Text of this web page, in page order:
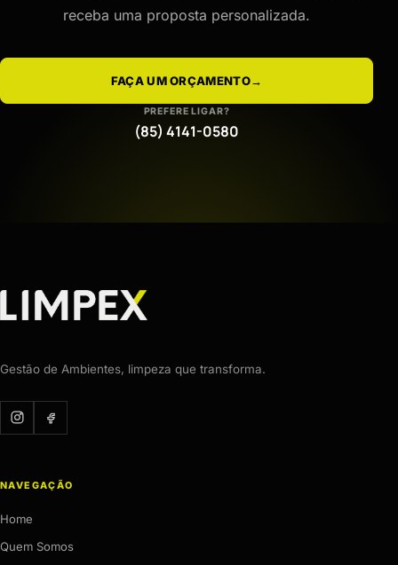
receba uma proposta personalizada.
FAÇA UM ORÇAMENTO→
PREFERE LIGAR?
(85) 4141-0580
Gestão de Ambientes, limpeza que transforma.
NAVEGAÇÃO
Home
Quem Somos